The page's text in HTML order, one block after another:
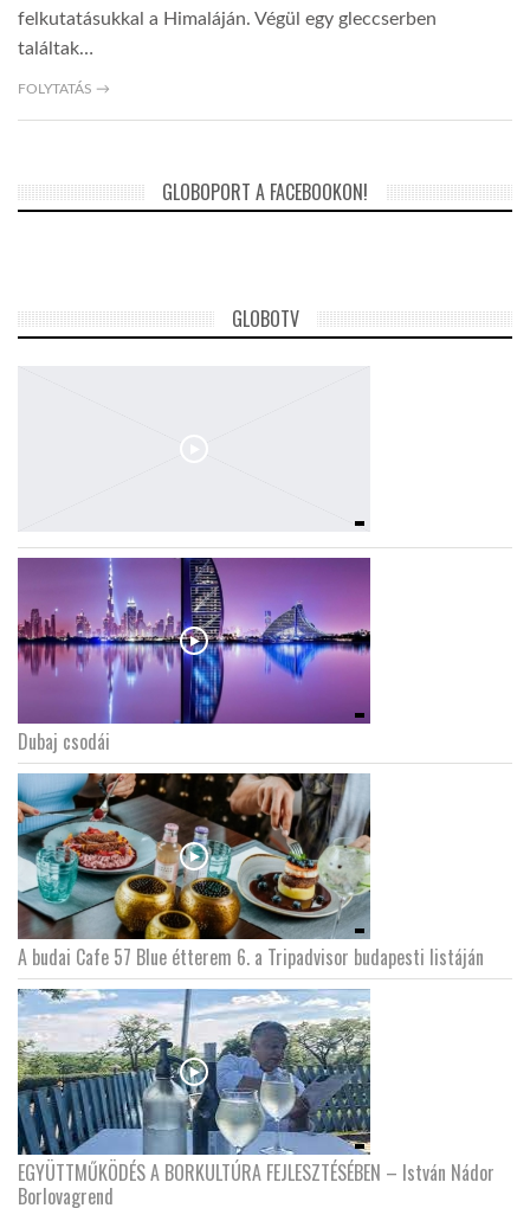
GLOBOZSARU
DOBRAVERO.HU
LATIMO.HU
felkutatásukkal a Himaláján. Végül egy gleccserben
találtak…
FOLYTATÁS →
GLOBOPORT A FACEBOOKON!
GLOBOTV
Dubaj csodái
A budai Cafe 57 Blue étterem 6. a Tripadvisor budapesti listáján
EGYÜTTMŰKÖDÉS A BORKULTÚRA FEJLESZTÉSÉBEN – István Nádor
Borlovagrend